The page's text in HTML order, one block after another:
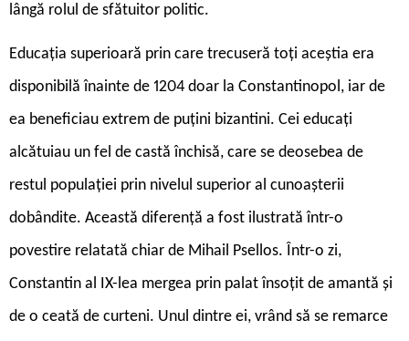
lângă rolul de sfătuitor politic.
Educația superioară prin care trecuseră toți aceștia era
disponibilă înainte de 1204 doar la Constantinopol, iar de
ea beneficiau extrem de puțini bizantini. Cei educați
alcătuiau un fel de castă închisă, care se deosebea de
restul populației prin nivelul superior al cunoașterii
dobândite. Această diferență a fost ilustrată într-o
povestire relatată chiar de Mihail Psellos. Într-o zi,
Constantin al IX-lea mergea prin palat însoțit de amantă și
de o ceată de curteni. Unul dintre ei, vrând să se remarce